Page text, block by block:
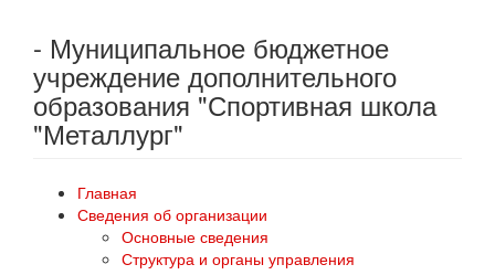
- Муниципальное бюджетное
учреждение дополнительного
образования "Спортивная школа
"Металлург"
Главная
Сведения об организации
Основные сведения
Структура и органы управления